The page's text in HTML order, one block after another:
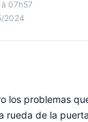
07h57
2024
los problemas
rueda de la